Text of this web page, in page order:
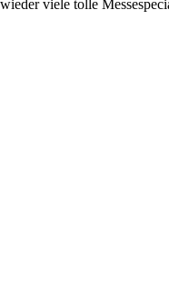
viele tolle